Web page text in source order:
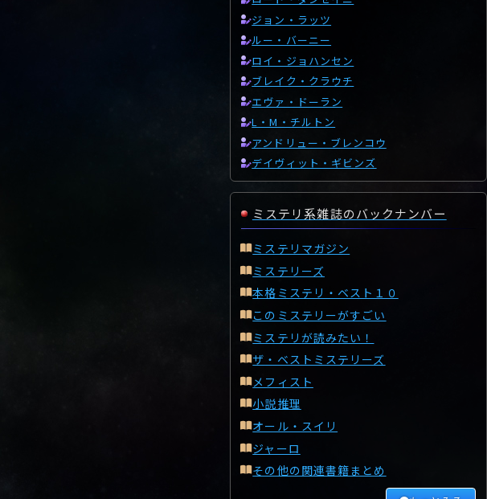
ジョン・ラッツ
ルー・バーニー
ロイ・ジョハンセン
ブレイク・クラウチ
エヴァ・ドーラン
L・M・チルトン
アンドリュー・ブレンコウ
デイヴィット・ギビンズ
ミステリ系雑誌のバックナンバー
ミステリマガジン
ミステリーズ
本格ミステリ・ベスト１０
このミステリーがすごい
ミステリが読みたい！
ザ・ベストミステリーズ
メフィスト
小説推理
オール・スイリ
ジャーロ
その他の関連書籍まとめ